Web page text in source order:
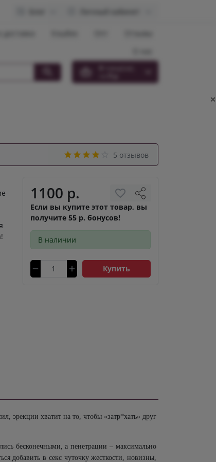
×
5 отзывов
1100 р.
Если вы купите этот товар, вы
получите 55 р. бонусов!
В наличии
Купить
эрекции хватит на то, чтобы «затр*хать» друг
бесконечными, а пенетрации – максимально
добавить в секс чуточку жесткости, новизны,